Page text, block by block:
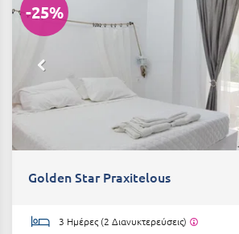
-25%
Golden Star Praxitelous
3 Ημέρες (2 Διανυκτερεύσεις)